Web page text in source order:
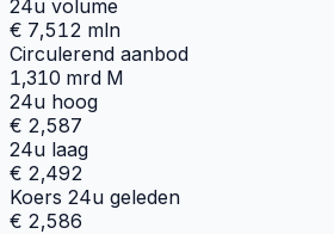
24u volume
€ 7,512 mln
Circulerend aanbod
1,310 mrd M
24u hoog
€ 2,587
24u laag
€ 2,492
Koers 24u geleden
€ 2,586